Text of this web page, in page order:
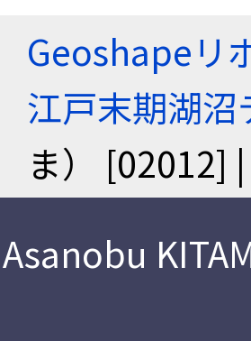
Geoshapeリ
江戸末期湖
ま） [02012]
Asanobu